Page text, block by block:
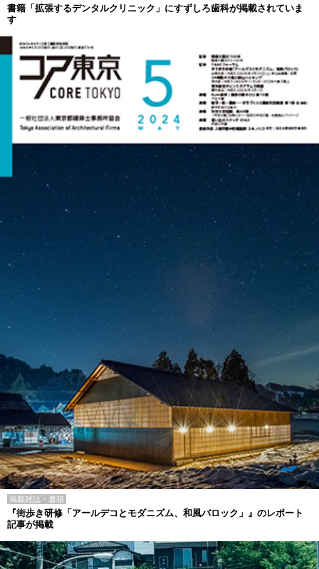
書籍「拡張するデンタルクリニック」にすずしろ歯科が掲載されていま
す
掲載雑誌・書籍
『街歩き研修「アールデコとモダニズム、和風バロック」』のレポート
記事が掲載